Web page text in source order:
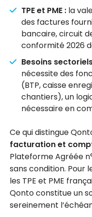
TPE et PME : la
des factures
bancaire, circuit
conformité 2026
Besoins
nécessite des
(BTP, caisse
chantiers), un
nécessaire en
Ce qui distingue
facturation et
Plateforme Agréée
sans condition. Pour
les TPE et PME
Qonto constitue un
sereinement